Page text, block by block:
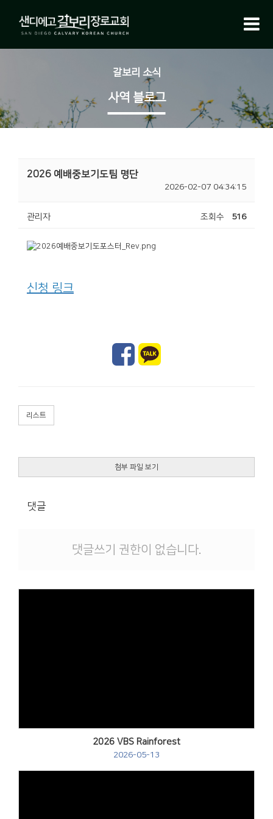
갈보리 소식
사역 블로그
2026 예배중보기도팀 명단
2026-02-07 04:34:15
관리자 조회수 516
신청 링크
리스트
첨부 파일 보기
댓글
댓글쓰기 권한이 없습니다.
2026 VBS Rainforest
2026-05-13